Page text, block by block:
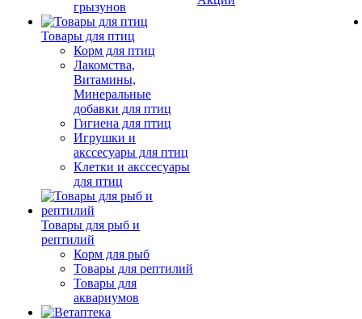
грызунов
Товары для птиц
Корм для птиц
Лакомства,
Витамины,
Минеральные
добавки для птиц
Гигиена для птиц
Игрушки и
акссесуары для птиц
Клетки и акссесуары
для птиц
Товары для рыб и
рептилий
Корм для рыб
Товары для рептилий
Товары для
аквариумов